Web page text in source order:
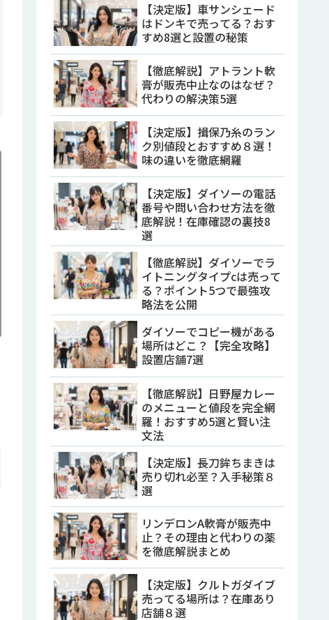
【決定版】車サンシェード
はドンキで売ってる？おす
すめ8選と設置の秘策
【徹底解説】アトラント軟
膏が販売中止なのはなぜ？
代わりの解決策5選
【決定版】揖保乃糸のラン
ク別値段とおすすめ８選！
味の違いを徹底網羅
【決定版】ダイソーの電話
番号や問い合わせ方法を徹
底解説！在庫確認の裏技8
選
【徹底解説】ダイソーでラ
イトニングタイプcは売って
る？ポイント5つで最強攻
略法を公開
ダイソーでコピー機がある
場所はどこ？【完全攻略】
設置店舗7選
【徹底解説】日野屋カレー
のメニューと値段を完全網
羅！おすすめ5選と賢い注
文法
【決定版】長刀鉾ちまきは
売り切れ必至？入手秘策８
選
リンデロンA軟膏が販売中
止？その理由と代わりの薬
を徹底解説まとめ
【決定版】クルトガダイブ
売ってる場所は？在庫あり
店舗８選